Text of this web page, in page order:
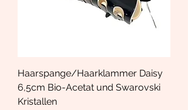
Haarspange/Haarklammer Daisy
6,5cm Bio-Acetat und Swarovski
Kristallen